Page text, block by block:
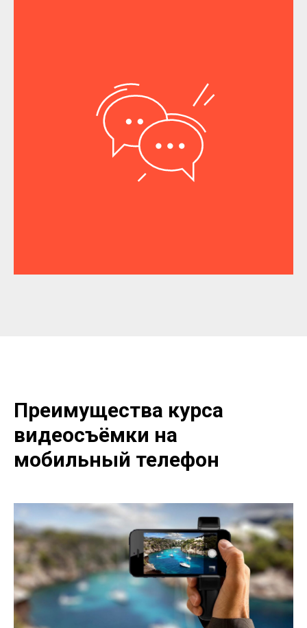
Преимущества курса
видеосъёмки на
мобильный телефон